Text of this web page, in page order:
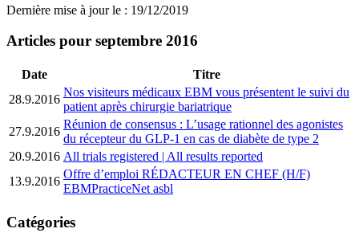
Dernière mise à jour le : 19/12/2019
Articles pour septembre 2016
Date
Titre
28.9.2016
Nos visiteurs médicaux EBM vous présentent le suivi du
patient après chirurgie bariatrique
27.9.2016
Réunion de consensus : L’usage rationnel des agonistes
du récepteur du GLP-1 en cas de diabète de type 2
20.9.2016 All trials registered | All results reported
13.9.2016
Offre d’emploi RÉDACTEUR EN CHEF (H/F)
EBMPracticeNet asbl
Catégories